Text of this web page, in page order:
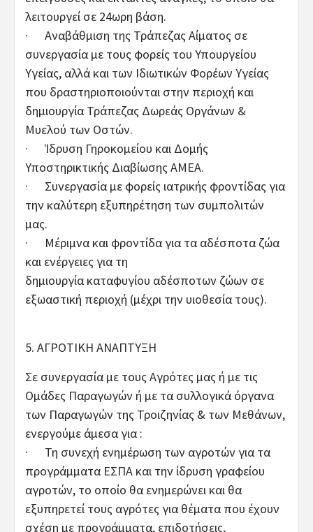
λειτουργεί σε 24ωρη βάση.
· Αναβάθμιση της Τράπεζας Αίματος σε
συνεργασία με τους φορείς του Υπουργείου
Υγείας, αλλά και των Ιδιωτικών Φορέων Υγείας
που δραστηριοποιούνται στην περιοχή και
δημιουργία Τράπεζας Δωρεάς Οργάνων &
Μυελού των Οστών.
· Ίδρυση Γηροκομείου και Δομής
Υποστηρικτικής Διαβίωσης ΑΜΕΑ.
· Συνεργασία με φορείς ιατρικής φροντίδας για
την καλύτερη εξυπηρέτηση των συμπολιτών
μας.
· Μέριμνα και φροντίδα για τα αδέσποτα ζώα
και ενέργειες για τη
δημιουργία καταφυγίου αδέσποτων ζώων σε
εξωαστική περιοχή (μέχρι την υιοθεσία τους).
5. ΑΓΡΟΤΙΚΗ ΑΝΑΠΤΥΞΗ
Σε συνεργασία με τους Αγρότες μας ή με τις
Ομάδες Παραγωγών ή με τα συλλογικά όργανα
των Παραγωγών της Τροιζηνίας & των Μεθάνων,
ενεργούμε άμεσα για :
· Τη συνεχή ενημέρωση των αγροτών για τα
προγράμματα ΕΣΠΑ και την ίδρυση γραφείου
αγροτών, το οποίο θα ενημερώνει και θα
εξυπηρετεί τους αγρότες για θέματα που έχουν
σχέση με προγράμματα, επιδοτήσεις,